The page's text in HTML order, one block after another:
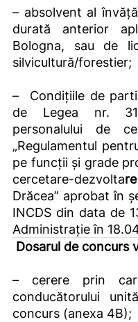
– absolvent al
durată anterior
Bologna, sau de
silvicultură/forestier;
–
Condiţiile de
de Legea nr.
personalului de
„Regulamentul
pe funcţii şi grade
cercetare-dezvoltare
Drăcea” aprobat în
INCDS din data de
Administrație în
Dosarul de concurs
– cerere prin
conducătorului
concurs (anexa 4B);